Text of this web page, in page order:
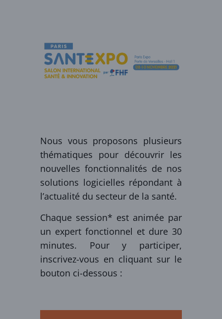
Nous vous proposons plusieurs
thématiques pour découvrir les
nouvelles fonctionnalités de nos
solutions logicielles répondant à
l’actualité du secteur de la santé.
Chaque session* est animée par
un expert fonctionnel et dure 30
minutes. Pour y participer,
inscrivez-vous en cliquant sur le
bouton ci-dessous :